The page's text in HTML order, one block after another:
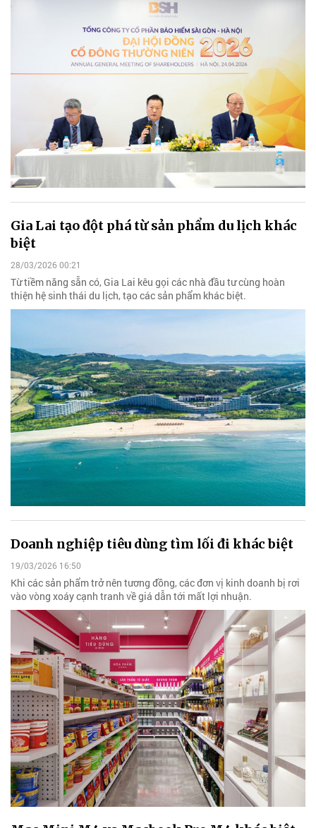
Gia Lai tạo đột phá từ sản phẩm du lịch khác
biệt
28/03/2026 00:21
Từ tiềm năng sẵn có, Gia Lai kêu gọi các nhà đầu tư cùng hoàn
thiện hệ sinh thái du lịch, tạo các sản phẩm khác biệt.
Doanh nghiệp tiêu dùng tìm lối đi khác biệt
19/03/2026 16:50
Khi các sản phẩm trở nên tương đồng, các đơn vị kinh doanh bị rơi
vào vòng xoáy cạnh tranh về giá dẫn tới mất lợi nhuận.